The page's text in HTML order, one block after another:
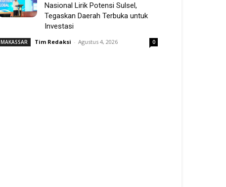
Nasional Lirik Potensi Sulsel,
Tegaskan Daerah Terbuka untuk
Investasi
MAKASSAR Tim Redaksi - Agustus 4, 2026 0